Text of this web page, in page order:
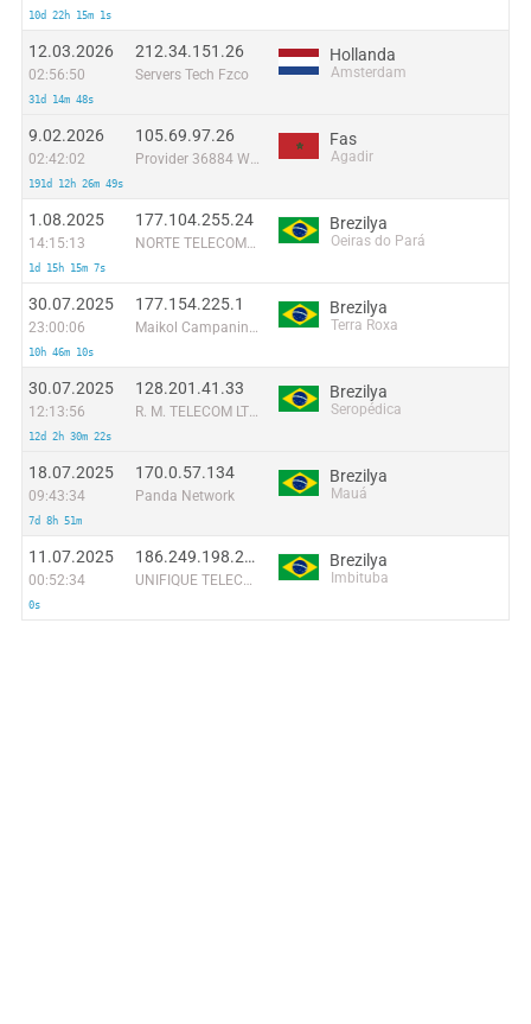
10d 22h 15m 1s
12.03.2026
02:56:50
31d 14m 48s
212.34.151.26
Servers Tech Fzco
Hollanda
Amsterdam
9.02.2026
02:42:02
191d 12h 26m 49s
105.69.97.26
Provider 36884 Wana Corporate
Fas
Agadir
1.08.2025
14:15:13
1d 15h 15m 7s
177.104.255.24
NORTE TELECOMUNICAÇÕES SERVIÇOS DE INTERNET LTDA
Brezilya
Oeiras do Pará
30.07.2025
23:00:06
10h 46m 10s
177.154.225.1
Maikol Campanini Informatica Me
Brezilya
Terra Roxa
30.07.2025
12:13:56
12d 2h 30m 22s
128.201.41.33
R. M. TELECOM LTDA ME
Brezilya
Seropédica
18.07.2025
09:43:34
7d 8h 51m
170.0.57.134
Panda Network
Brezilya
Mauá
11.07.2025
00:52:34
0s
186.249.198.237
UNIFIQUE TELECOMUNICACOES S/A
Brezilya
Imbituba